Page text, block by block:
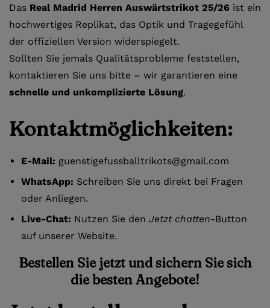
Das Real Madrid Herren Auswärtstrikot 25/26 ist ein
hochwertiges Replikat, das Optik und Tragegefühl
der offiziellen Version widerspiegelt.
Sollten Sie jemals Qualitätsprobleme feststellen,
kontaktieren Sie uns bitte – wir garantieren eine
schnelle und unkomplizierte Lösung.
Kontaktmöglichkeiten:
E-Mail: guenstigefussballtrikots@gmail.com
WhatsApp: Schreiben Sie uns direkt bei Fragen
oder Anliegen.
Live-Chat: Nutzen Sie den Jetzt chatten-Button
auf unserer Website.
Bestellen Sie jetzt und sichern Sie sich
die besten Angebote!